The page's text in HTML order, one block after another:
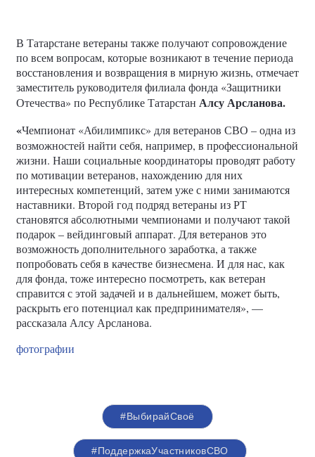
В Татарстане ветераны также получают сопровождение
по всем вопросам, которые возникают в течение периода
восстановления и возвращения в мирную жизнь, отмечает
заместитель руководителя филиала фонда «Защитники
Отечества» по Республике Татарстан Алсу Арсланова.
«Чемпионат «Абилимпикс» для ветеранов СВО – одна из
возможностей найти себя, например, в профессиональной
жизни. Наши социальные координаторы проводят работу
по мотивации ветеранов, нахождению для них
интересных компетенций, затем уже с ними занимаются
наставники. Второй год подряд ветераны из РТ
становятся абсолютными чемпионами и получают такой
подарок – вейдинговый аппарат. Для ветеранов это
возможность дополнительного заработка, а также
попробовать себя в качестве бизнесмена. И для нас, как
для фонда, тоже интересно посмотреть, как ветеран
справится с этой задачей и в дальнейшем, может быть,
раскрыть его потенциал как предпринимателя», —
рассказала Алсу Арсланова.
фотографии
#ВыбирайСвоё
#ПоддержкаУчастниковСВО